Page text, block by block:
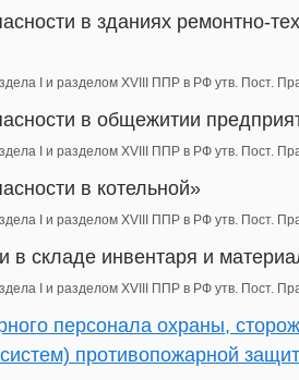
в зданиях ремонтно-
I и разделом XVIII ППР в РФ утв. Пост.
в общежитии
I и разделом XVIII ППР в РФ утв. Пост.
в котельной»
I и разделом XVIII ППР в РФ утв. Пост.
в складе инвентаря и
I и разделом XVIII ППР в РФ утв. Пост.
персонала охраны,
противопожарной